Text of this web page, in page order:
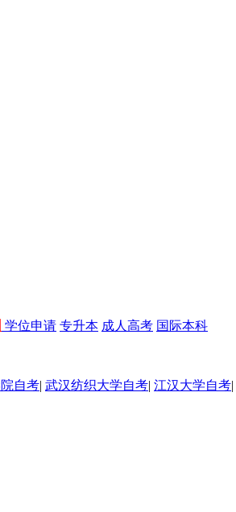
学位申请 专升本 成人高考 国际本科
自考| 武汉纺织大学自考| 江汉大学自考|